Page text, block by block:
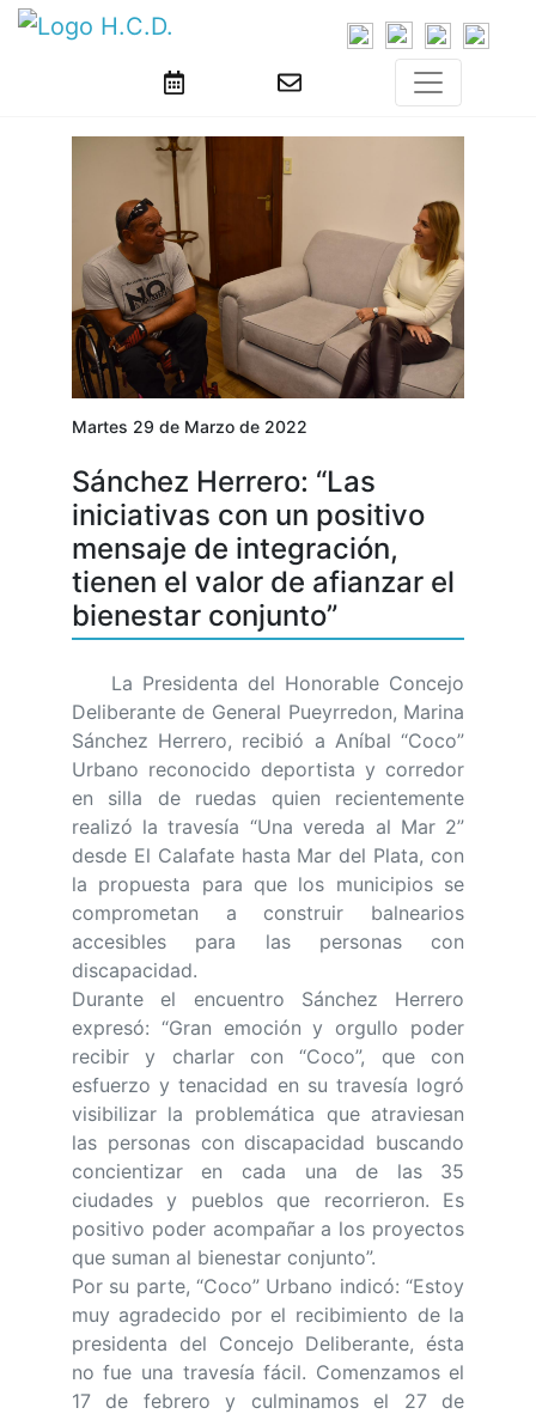
Martes 29 de Marzo de 2022
Sánchez Herrero: “Las
iniciativas con un positivo
mensaje de integración,
tienen el valor de afianzar el
bienestar conjunto”
La Presidenta del Honorable Concejo
Deliberante de General Pueyrredon, Marina
Sánchez Herrero, recibió a Aníbal “Coco”
Urbano reconocido deportista y corredor
en silla de ruedas quien recientemente
realizó la travesía “Una vereda al Mar 2”
desde El Calafate hasta Mar del Plata, con
la propuesta para que los municipios se
comprometan a construir balnearios
accesibles para las personas con
discapacidad.
Durante el encuentro Sánchez Herrero
expresó: “Gran emoción y orgullo poder
recibir y charlar con “Coco”, que con
esfuerzo y tenacidad en su travesía logró
visibilizar la problemática que atraviesan
las personas con discapacidad buscando
concientizar en cada una de las 35
ciudades y pueblos que recorrieron. Es
positivo poder acompañar a los proyectos
que suman al bienestar conjunto”.
Por su parte, “Coco” Urbano indicó: “Estoy
muy agradecido por el recibimiento de la
presidenta del Concejo Deliberante, ésta
no fue una travesía fácil. Comenzamos el
17 de febrero y culminamos el 27 de